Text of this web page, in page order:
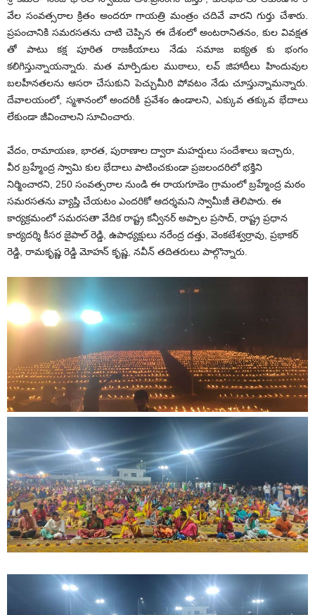
వేల సంవత్సరాల క్రితం అందరూ గాయత్రి మంత్రం చదివే వారని గుర్తు చేశారు.
ప్రపంచానికి సమరసతను చాటి చెప్పిన ఈ దేశంలో అంటరానితనం, కుల వివక్షత
తో పాటు కక్ష పూరిత రాజకీయాలు నేడు సమాజ ఐక్యత కు భంగం
కలిగిస్తున్నాయన్నారు. మత మార్పిడుల ముఠాలు, లవ్ జిహాదీలు హిందువుల
బలహీనతలను ఆసరా చేసుకుని పెచ్చుమీరి పోవటం నేడు చూస్తున్నామన్నారు.
దేవాలయంలో, స్మశానంలో అందరికీ ప్రవేశం ఉండాలని, ఎక్కువ తక్కువ భేదాలు
లేకుండా జీవించాలని సూచించారు.
వేదం, రామాయణ, భారత, పురాణాల ద్వారా మహర్షులు సందేశాలు ఇచ్చారు,
వీర బ్రహ్మేంద్ర స్వామి కుల భేదాలు పాటించకుండా ప్రజలందరిలో భక్తిని
నిర్మించారని, 250 సంవత్సరాల నుండి ఈ రాయగూడెం గ్రామంలో బ్రహ్మేంద్ర మఠం
సమరసతను వ్యాప్తి చేయటం ఎందరికో ఆదర్శమని స్వామీజీ తెలిపారు. ఈ
కార్యక్రమంలో సమరసతా వేదిక రాష్ట్ర కన్వీనర్ అప్పాల ప్రసాద్, రాష్ట్ర ప్రధాన
కార్యదర్శి కీసర జైపాల్ రెడ్డి, ఉపాధ్యక్షులు నరేంద్ర దత్తు, వెంకటేశ్వర్రావు, ప్రభాకర్
రెడ్డి, రామకృష్ణ రెడ్డి మోహన్ కృష్ణ, నవీన్ తదితరులు పాల్గొన్నారు.